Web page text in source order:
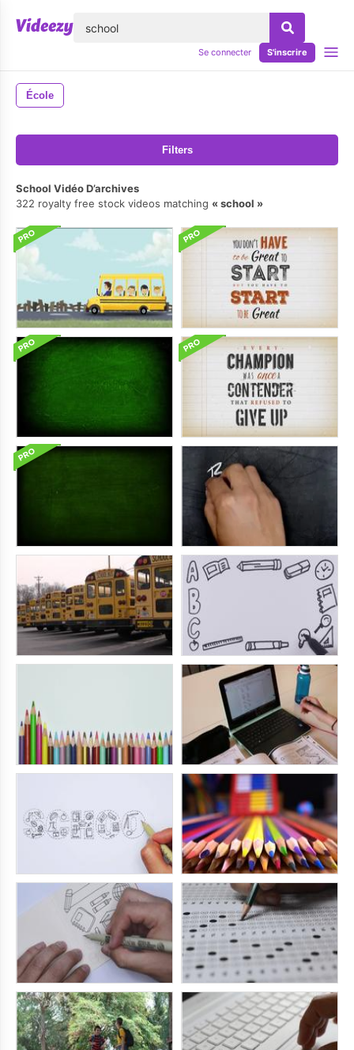
Se connecter S'inscrire
École
Filters
School Vidéo D’archives
322 royalty free stock videos matching
school